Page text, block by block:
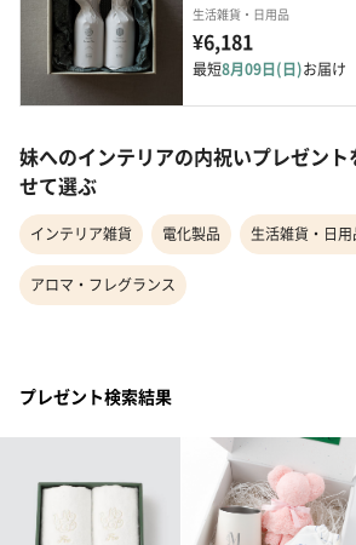
生活雑貨・日用品
¥6,181
最短8月09日(日)お届け
妹へのインテリアの内祝いプレゼン
せて選ぶ
インテリア雑貨 電化製品 生活雑貨・日用
アロマ・フレグランス
プレゼント検索結果